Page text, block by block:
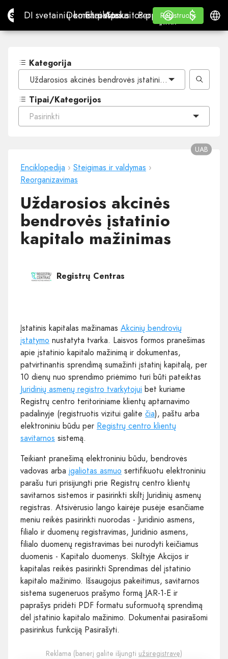
Site.proDI svetainių konstruktorius
DI svetainių konstruktorius
Domenai
DomenaiEl. paštas
El. paštasApskaitos programa
Apskaitos programa
Perpardavėjams
„WHITE LABEL“
Mokymasis
Mokymasis
Registruotis
Registruotis
Prisijungti
$
$
Kategorija
Uždarosios akcinės bendrovės įstatinio kapitalo
Tipai/Kategorijos
Pasirinkti
Enciklopedija › Steigimas ir valdymas ›
Reorganizavimas
Uždarosios akcinės
bendrovės įstatinio
kapitalo mažinimas
UAB
Registrų Centras
Įstatinis kapitalas mažinamas Akcinių bendrovių
įstatymo nustatyta tvarka. Laisvos formos pranešimas
apie įstatinio kapitalo mažinimą ir dokumentas,
patvirtinantis sprendimą sumažinti įstatinį kapitalą, per
10 dienų nuo sprendimo priėmimo turi būti pateiktas
Juridinių asmenų registro tvarkytojui bet kuriame
Registrų centro teritoriniame klientų aptarnavimo
padalinyje (registruotis vizitui galite čia), paštu arba
elektroniniu būdu per Registrų centro klientų
savitarnos sistemą.
Teikiant pranešimą elektroniniu būdu, bendrovės
vadovas arba įgaliotas asmuo sertifikuotu elektroniniu
parašu turi prisijungti prie Registrų centro klientų
savitarnos sistemos ir pasirinkti skiltį Juridinių asmenų
registras. Atsivėrusio lango kairėje pusėje esančiame
meniu reikės pasirinkti nuorodas - Juridinio asmens,
filialo ir duomenų registravimas, Juridinio asmens,
filialo duomenų registravimas bei nurodyti keičiamus
duomenis - Kapitalo duomenys. Skiltyje Akcijos ir
kapitalas reikės pasirinkti Sprendimas dėl įstatinio
kapitalo mažinimo. Išsaugojus pakeitimus, savitarnos
sistema sugeneruos prašymo formą JAR-1-E ir
paprašys pridėti PDF formatu suformuotą sprendimą
dėl įstatinio kapitalo mažinimo. Dokumentai pasirašomi
pasirinkus funkciją Pasirašyti.
Reklama (banerį galite išjungti užsiregistravę)